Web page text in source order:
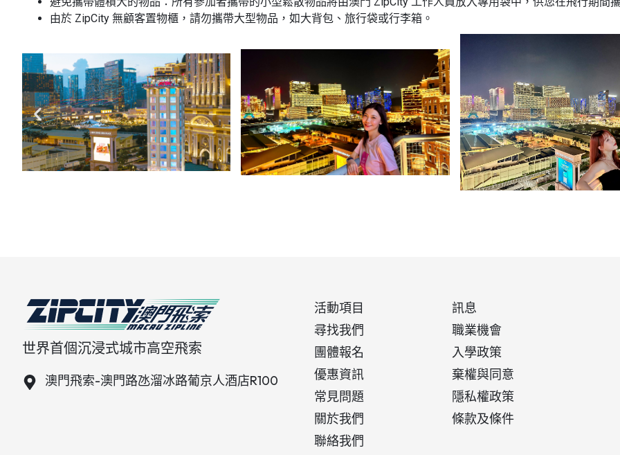
由於 ZipCity 無顧客置物櫃，請勿攜帶大型物品，如大背包、旅行袋或行李箱。
世界首個沉浸式城市高空飛索
澳門飛索-澳門路氹溜冰路葡京人酒店R100
活動項目
尋找我們
團體報名
優惠資訊
常見問題
關於我們
聯絡我們
訊息
職業機會
入學政策
棄權與同意
隱私權政策
條款及條件